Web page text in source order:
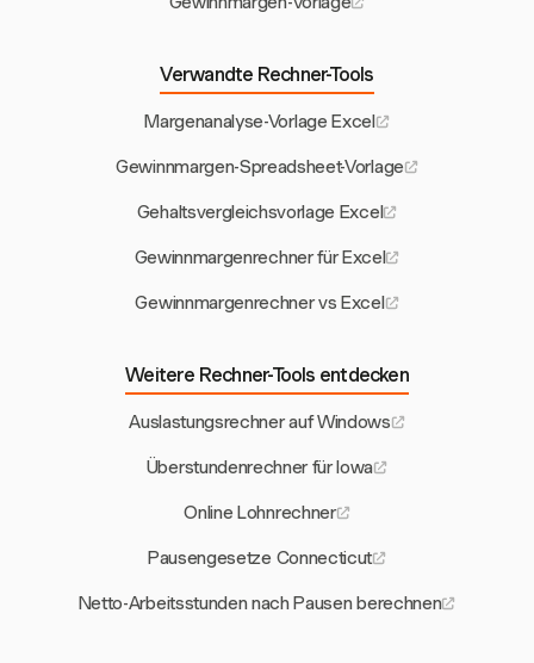
Verwandte Rechner-Tools
Margenanalyse-Vorlage Excel
Gewinnmargen-Spreadsheet-Vorlage
Gehaltsvergleichsvorlage Excel
Gewinnmargenrechner für Excel
Gewinnmargenrechner vs Excel
Weitere Rechner-Tools entdecken
Auslastungsrechner auf Windows
Überstundenrechner für Iowa
Online Lohnrechner
Pausengesetze Connecticut
Netto-Arbeitsstunden nach Pausen berechnen